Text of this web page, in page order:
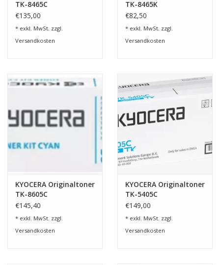
TK-8465C
€135,00
* exkl. MwSt. zzgl.
Versandkosten
TK-8465K
€82,50
* exkl. MwSt. zzgl.
Versandkosten
KYOCERA Originaltoner
TK-8605C
€145,40
* exkl. MwSt. zzgl.
Versandkosten
KYOCERA Originaltoner
TK-5405C
€149,00
* exkl. MwSt. zzgl.
Versandkosten